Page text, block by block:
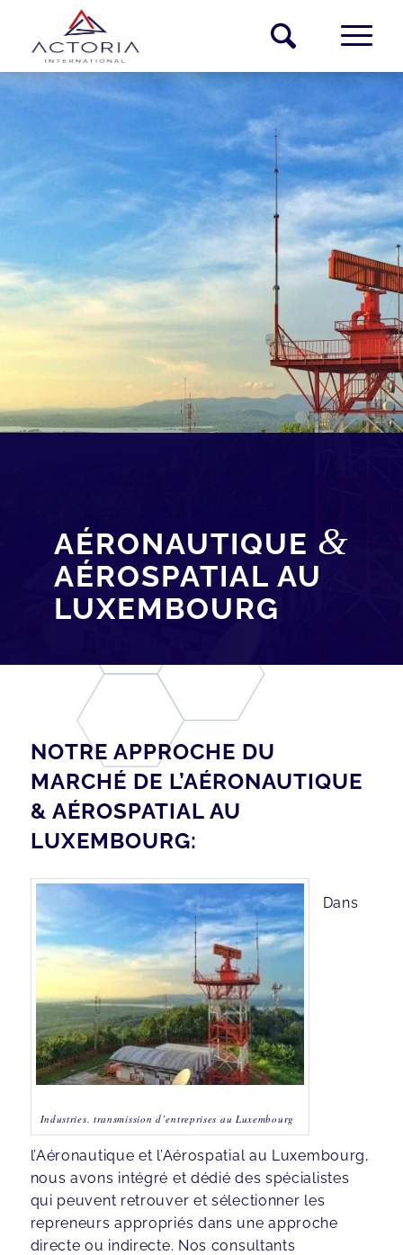
AÉRONAUTIQUE &
AÉROSPATIAL AU
LUXEMBOURG
NOTRE APPROCHE DU
MARCHÉ DE L’AÉRONAUTIQUE
& AÉROSPATIAL AU
LUXEMBOURG:
Industries, transmission d’entreprises au Luxembourg
Dans
l’Aéronautique et l’Aérospatial au Luxembourg,
nous avons intégré et dédié des spécialistes
qui peuvent retrouver et sélectionner les
repreneurs appropriés dans une approche
directe ou indirecte. Nos consultants